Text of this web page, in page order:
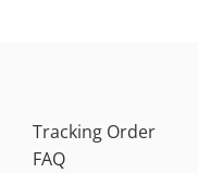
Tracking Order
FAQ